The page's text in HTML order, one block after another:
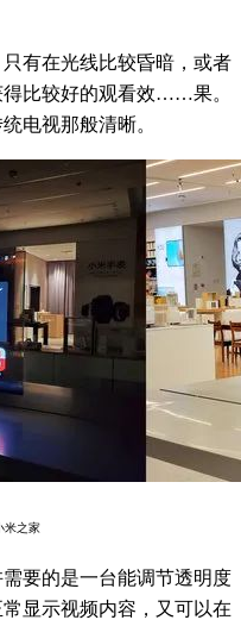
有在光线比较昏暗，或者
比较好的观看效……果。
电视那般清晰。
米之家
要的是一台能调节透明度
显示视频内容，又可以在